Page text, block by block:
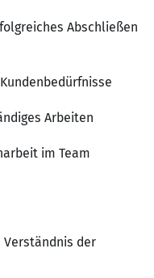
Abschließen
Arbeiten
im Team
Verständnis der